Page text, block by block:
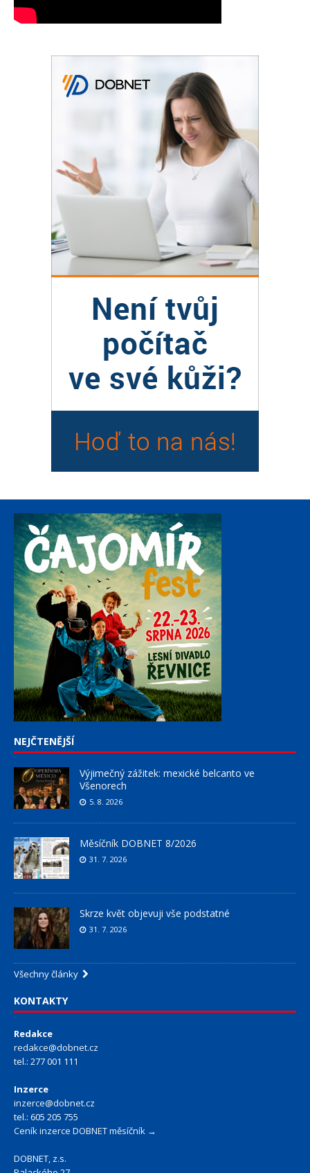
NEJČTENĚJŠÍ
Výjimečný zážitek: mexické belcanto ve
Všenorech
5. 8. 2026
Měsíčník DOBNET 8/2026
31. 7. 2026
Skrze květ objevuji vše podstatné
31. 7. 2026
Všechny články
KONTAKTY
Redakce
redakce@dobnet.cz
tel.: 277 001 111
Inzerce
inzerce@dobnet.cz
tel.: 605 205 755
Ceník inzerce DOBNET měsíčník →
DOBNET, z.s.